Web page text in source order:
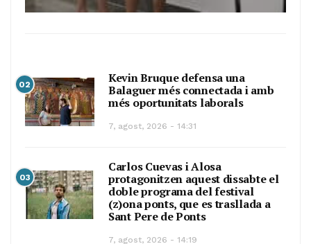
02
Kevin Bruque defensa una
Balaguer més connectada i amb
més oportunitats laborals
7, agost, 2026 - 14:31
03
Carlos Cuevas i Alosa
protagonitzen aquest dissabte el
doble programa del festival
(z)ona ponts, que es trasllada a
Sant Pere de Ponts
7, agost, 2026 - 14:19